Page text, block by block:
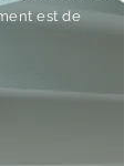
est de